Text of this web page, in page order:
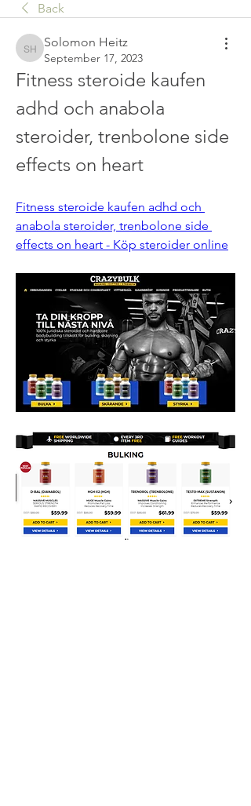
Back
Solomon Heitz
Solomon Heitz
September 17, 2023
Fitness steroide kaufen
adhd och anabola
steroider, trenbolone side
effects on heart
Fitness steroide kaufen adhd och
anabola steroider, trenbolone side
effects on heart - Köp steroider online